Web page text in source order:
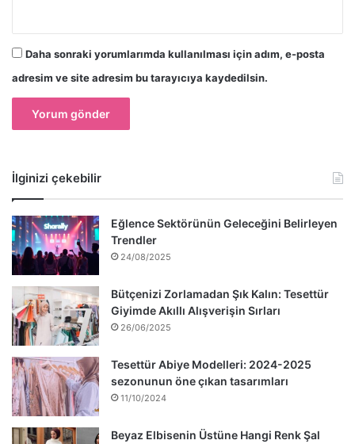
Daha sonraki yorumlarımda kullanılması için adım, e-posta
adresim ve site adresim bu tarayıcıya kaydedilsin.
İlginizi çekebilir
Eğlence Sektörünün Geleceğini Belirleyen
Trendler
24/08/2025
Bütçenizi Zorlamadan Şık Kalın: Tesettür
Giyimde Akıllı Alışverişin Sırları
26/06/2025
Tesettür Abiye Modelleri: 2024-2025
sezonunun öne çıkan tasarımları
11/10/2024
Beyaz Elbisenin Üstüne Hangi Renk Şal